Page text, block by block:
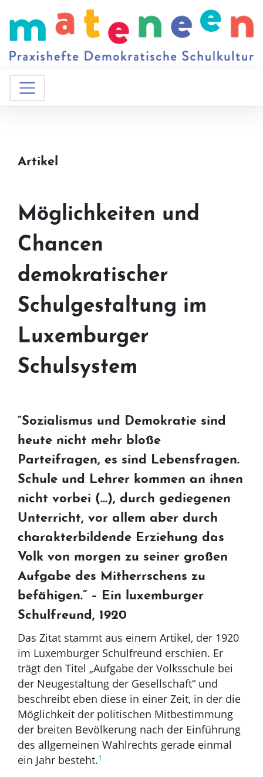
Artikel
Möglichkeiten und
Chancen
demokratischer
Schulgestaltung im
Luxemburger
Schulsystem
“Sozialismus und Demokratie sind
heute nicht mehr bloße
Parteifragen, es sind Lebensfragen.
Schule und Lehrer kommen an ihnen
nicht vorbei (…), durch gediegenen
Unterricht, vor allem aber durch
charakterbildende Erziehung das
Volk von morgen zu seiner großen
Aufgabe des Mitherrschens zu
befähigen.” – Ein luxemburger
Schulfreund, 1920
Das Zitat stammt aus einem Artikel, der 1920
im Luxemburger Schulfreund erschien. Er
trägt den Titel „Aufgabe der Volksschule bei
der Neugestaltung der Gesellschaft“ und
beschreibt eben diese in einer Zeit, in der die
Möglichkeit der politischen Mitbestimmung
der breiten Bevölkerung nach der Einführung
des allgemeinen Wahlrechts gerade einmal
ein Jahr besteht.1